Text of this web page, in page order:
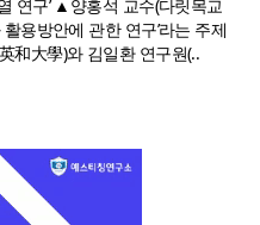
연구’ ▲양홍석 교수(다릿목교
용방안에 관한 연구’라는 주제
和大學)와 김일환 연구원(..